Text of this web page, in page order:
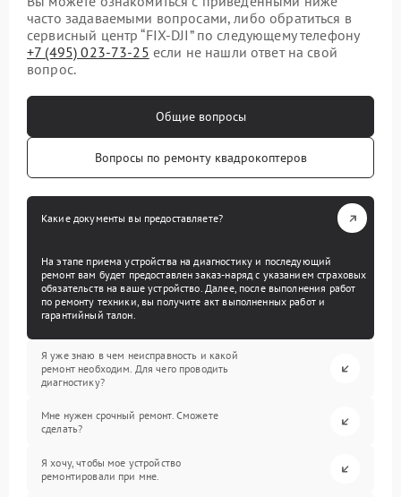
часто задаваемыми вопросами, либо обратиться в
сервисный центр “FIX-DJI” по следующему телефону
+7 (495) 023-73-25 если не нашли ответ на свой
вопрос.
Общие вопросы
Вопросы по ремонту квадрокоптеров
Какие документы вы предоставляете?
На этапе приема устройства на диагностику и последующий
ремонт вам будет предоставлен заказ-наряд с указанием страховых
обязательств на ваше устройство. Далее, после выполнения работ
по ремонту техники, вы получите акт выполненных работ и
гарантийный талон.
Я уже знаю в чем неисправность и какой
ремонт необходим. Для чего проводить
диагностику?
Мне нужен срочный ремонт. Сможете
сделать?
Я хочу, чтобы мое устройство
ремонтировали при мне.